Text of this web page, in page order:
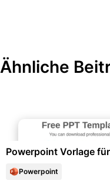
Ähnliche
Powerpoint Vorlage
Powerpoint